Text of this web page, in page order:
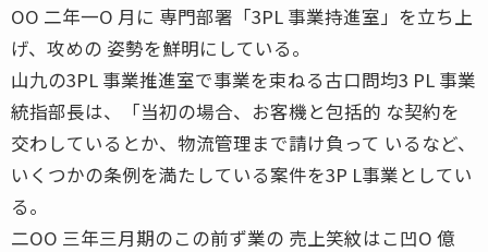
OO 二年一O 月に 専門部署「3PL 事業持進室」を立ち上
げ、攻めの 姿勢を鮮明にしている。
山九の3PL 事業推進室で事業を束ねる古口問均3 PL 事業
統指部長は、「当初の場合、お客機と包括的 な契約を
交わしているとか、物流管理まで請け負って いるなど、
いくつかの条例を満たしている案件を3P L事業としてい
る。
二OO 三年三月期のこの前ず業の 売上笑紋はこ凹O 億